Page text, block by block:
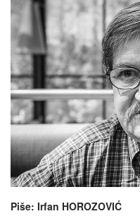
Piše: Irfan HOROZOVIĆ